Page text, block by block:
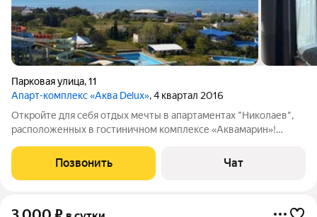
Парковая улица,11
Апарт-комплекс «Аква Delux», 4 квартал 2016
Откройте для себя отдых мечты в апартаментах "Николаев",
расположенных в гостиничном комплексе «Аквамарин»!
панорамным видом на море и бассейн каждое утро будет
начинаться с живописного пейзажа
Позвонить Чат